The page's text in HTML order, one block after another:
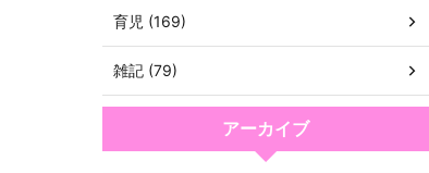
育児 (169)
雑記 (79)
アーカイブ